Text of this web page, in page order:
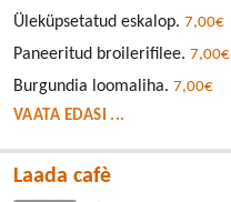
Üleküpsetatud eskalop. 7,00€
Paneeritud broilerifilee. 7,00€
Burgundia loomaliha. 7,00€
VAATA EDASI ...
Laada cafè